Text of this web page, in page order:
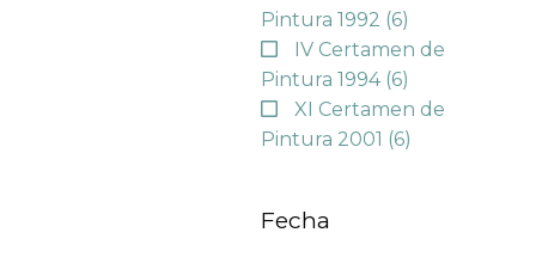
Pintura 1992 (6)
IV Certamen de
Pintura 1994 (6)
XI Certamen de
Pintura 2001 (6)
Fecha